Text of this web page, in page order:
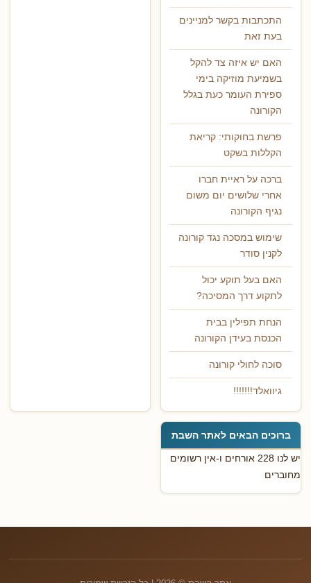
התכתבות בקשר למניינים
בעת זאת
האם יש איזה צד להקל
בשמיעת מוזיקה בימי
ספירת העומר כעת בגלל
הקורונה
פרשת בחוקותי: קריאת
הקללות בשקט
ברכה על ראיית חברו
אחרי שלושים יום משום
נגיף הקורונה
שימוש במסכה נגד קורונה
לקנין סודר
האם בעל תוקע יכול
לתקוע דרך המסיכה?
הנחת תפילין בבית
הכנסת בעידן הקורונה
סוכה לחולי קורונה
גיוואלד!!!!!!!
ברוכים הבאים לאתר השבת
יש לנו 228 אורחים ו-אין רשומים
מחוברים